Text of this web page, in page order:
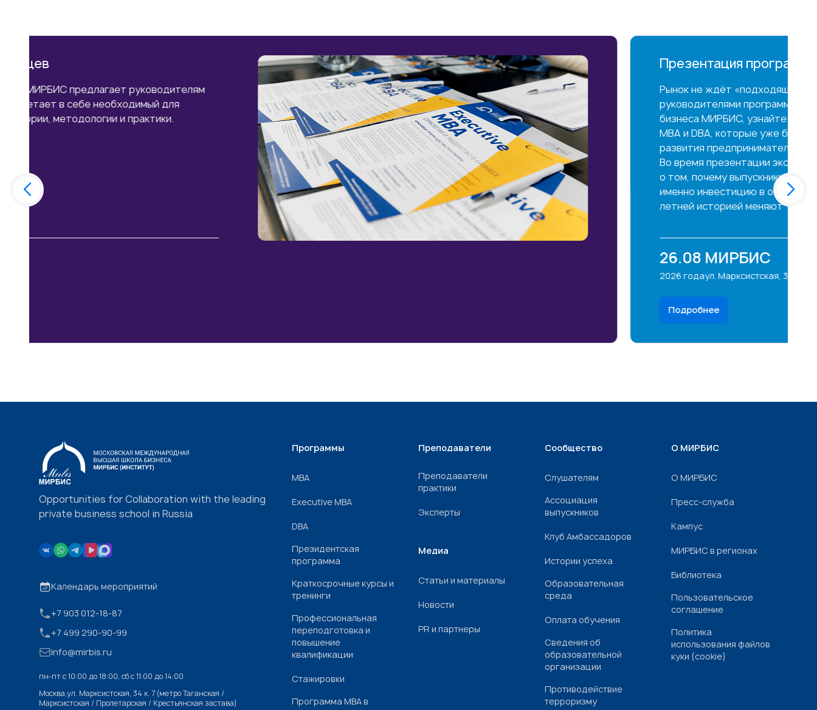
Эксперты курса: руководители, коучи и консультанты с
международным опытом
Презентация программ MBA, EXECUTIVE MBA & DBA
Рынок не ждёт «подходящего момента». Приходите на встречу с
руководителями программ, экспертами и выпускниками Школы
бизнеса МИРБИС, узнайте напрямую о программах MBA, Executive
MBA и DBA, которые уже более 37 лет служат фундаментом для
развития предпринимателей и руководителей реального бизнеса.
Во время презентации эксперты расскажут о структуре программ,
о том, почему выпускники считают одной из лучших инвестиций
именно инвестицию в образование. Узнайте, как программы с 37-
летней историей меняют траектории лидеров.
Opportunities for Collaboration with the leading
private business school in Russia
Календарь мероприятий
+7 903 012-18-87
+7 499 290-90-99
info@mirbis.ru
пн-пт с 10:00 до 18:00, cб с 11:00 до 14:00
Москва,ул. Марксистская, 34 к. 7 (метро Таганская /
Марксистская / Пролетарская / Крестьянская застава)
Программы
МВА
Executive MBA
DBA
Президентская
программа
Краткосрочные курсы и
тренинги
Профессиональная
переподготовка и
повышение
квалификации
Стажировки
Программа МВА в
Преподаватели
Преподаватели
практики
Эксперты
Медиа
Статьи и материалы
Новости
PR и партнеры
Сообщество
Слушателям
Ассоциация
выпускников
Клуб Амбассадоров
Истории успеха
Образовательная
среда
Оплата обучения
Сведения об
образовательной
организации
Противодействие
терроризму
О МИРБИС
О МИРБИС
Пресс-служба
Кампус
МИРБИС в регионах
Библиотека
Пользовательское
соглашение
Политика
использования файлов
куки (cookie)